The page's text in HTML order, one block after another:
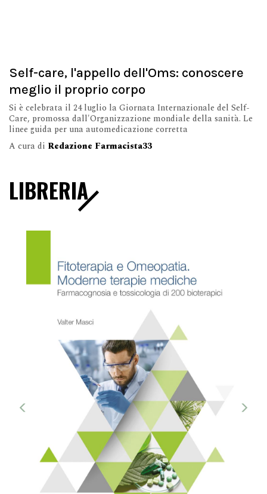
Self-care, l'appello dell'Oms: conoscere
meglio il proprio corpo
Si è celebrata il 24 luglio la Giornata Internazionale del Self-
Care, promossa dall'Organizzazione mondiale della sanità. Le
linee guida per una automedicazione corretta
A cura di Redazione Farmacista33
LIBRERIA